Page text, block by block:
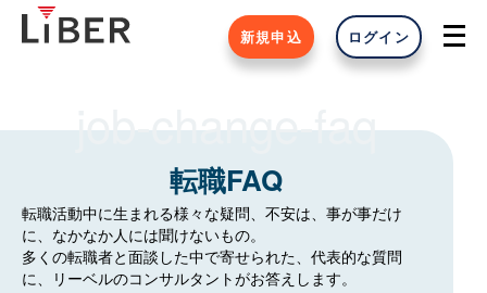
新規申込 ログイン
job-change-faq
転職FAQ
転職活動中に生まれる様々な疑問、不安は、事が事だけ
に、なかなか人には聞けないもの。
多くの転職者と面談した中で寄せられた、代表的な質問
に、リーベルのコンサルタントがお答えします。